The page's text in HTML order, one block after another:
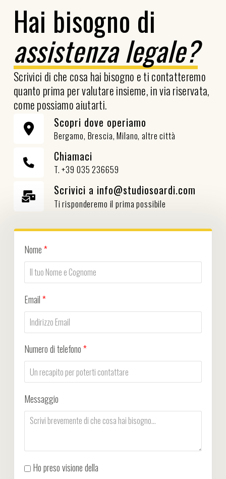
Hai bisogno di
assistenza legale?
Scrivici di che cosa hai bisogno e ti contatteremo
quanto prima per valutare insieme, in via riservata,
come possiamo aiutarti.
Scopri dove operiamo
Bergamo, Brescia, Milano, altre città
Chiamaci
T. +39 035 236659
Scrivici a info@studiosoardi.com
Ti risponderemo il prima possibile
Nome*
Email*
Numero di telefono*
Messaggio
Ho preso visione della